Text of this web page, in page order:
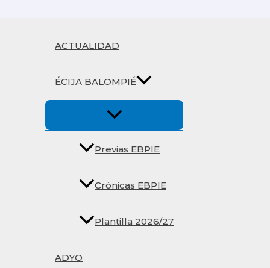
ACTUALIDAD
ÉCIJA BALOMPIÉ
Previas EBPIE
Crónicas EBPIE
Plantilla 2026/27
ADYO